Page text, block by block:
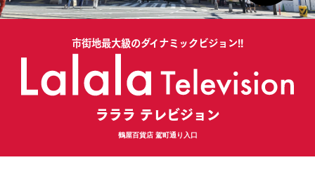
市街地最大級のダイナミックビジョン!!
ラララ テレビジョン
鶴屋百貨店 駕町通り入口